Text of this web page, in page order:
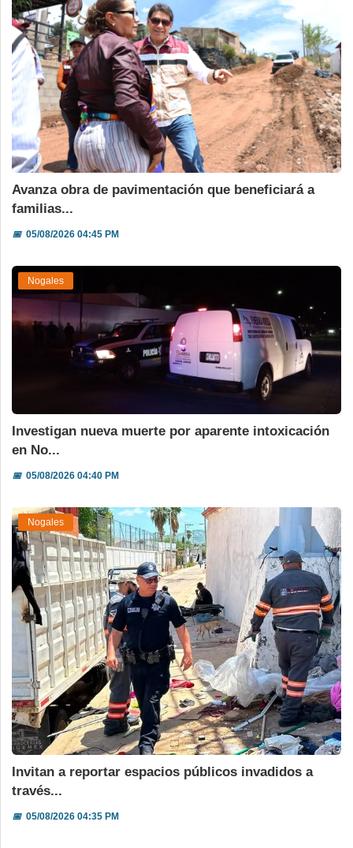
Avanza obra de pavimentación que beneficiará a
familias...
📅05/08/2026 04:45 PM
Nogales
Investigan nueva muerte por aparente intoxicación
en No...
📅05/08/2026 04:40 PM
Nogales
Invitan a reportar espacios públicos invadidos a
través...
📅05/08/2026 04:35 PM